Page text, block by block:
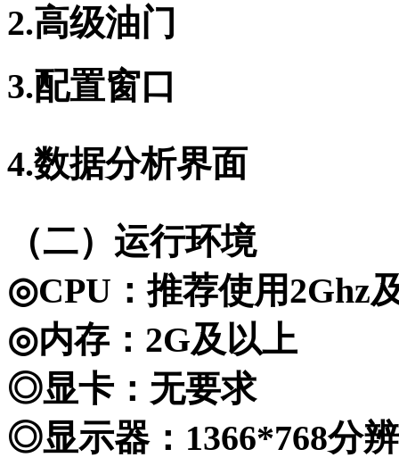
2.高级油门
3.配置窗口
4.数据分析界面
（二）运行环境
◎CPU：推荐使用2Ghz
◎内存：2G及以上
◎显卡：无要求
◎显示器：1366*768分